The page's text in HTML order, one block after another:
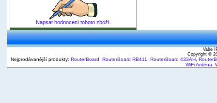
Napsat hodnocení tohoto zboží.
Vaše
Copyright ©
Nejprodávanější produkty: RouterBoard RouterBoard RB411 RouterBoard 433AH
WiFi Anténa